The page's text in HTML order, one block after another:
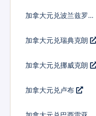
加拿大元兑波兰兹罗提
加拿大元兑瑞典克朗
加拿大元兑挪威克朗
加拿大元兑卢布